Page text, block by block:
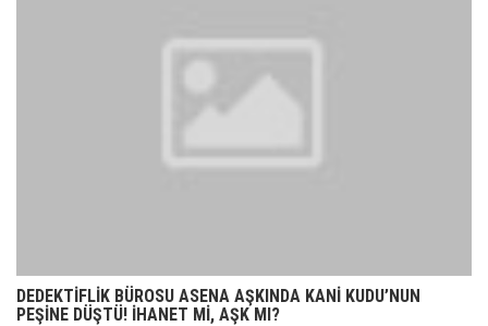
DEDEKTİFLİK BÜROSU ASENA AŞKINDA KANİ KUDU’NUN
PEŞİNE DÜŞTÜ! İHANET Mİ, AŞK MI?